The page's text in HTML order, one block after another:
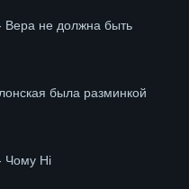
Вера не должна быть
была разминкой
Чому Ні